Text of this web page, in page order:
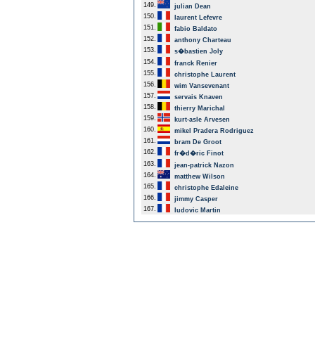
149.
julian Dean
150.
laurent Lefevre
151.
fabio Baldato
152.
anthony Charteau
153.
s�bastien Joly
154.
franck Renier
155.
christophe Laurent
156.
wim Vansevenant
157.
servais Knaven
158.
thierry Marichal
159.
kurt-asle Arvesen
160.
mikel Pradera Rodriguez
161.
bram De Groot
162.
fr�d�ric Finot
163.
jean-patrick Nazon
164.
matthew Wilson
165.
christophe Edaleine
166.
jimmy Casper
167.
ludovic Martin